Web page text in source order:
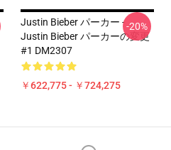
Justin Bieber パーカー -
Justin Bieber パーカーの変更
#1 DM2307
￥622,775 - ￥724,275
-20%